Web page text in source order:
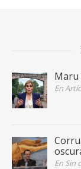
Maru
En
En Sin